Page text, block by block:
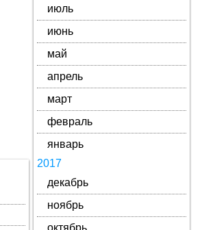
июль
июнь
май
апрель
март
февраль
январь
2017
декабрь
ноябрь
октябрь